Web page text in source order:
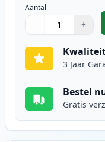
Aantal
Gebruik de
− +
1
3 Jaar
Bestel
Gratis